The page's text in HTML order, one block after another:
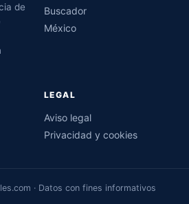
de
Buscador
México
LEGAL
Aviso legal
Privacidad y cookies
· Datos con fines informativos